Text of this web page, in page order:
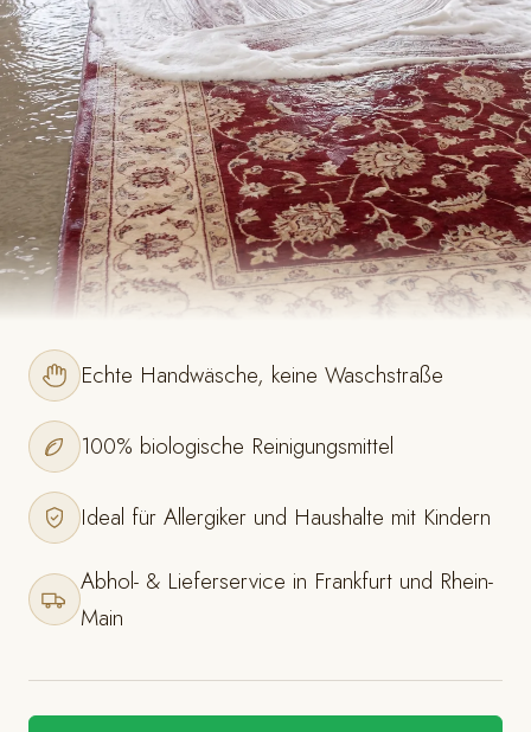
Echte Handwäsche, keine Waschstraße
100% biologische Reinigungsmittel
Ideal für Allergiker und Haushalte mit Kindern
Abhol- & Lieferservice in Frankfurt und Rhein-
Main